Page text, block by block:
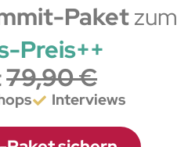
Paketzum
Preis++
79,90 €
Interviews